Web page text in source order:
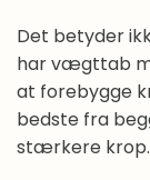
Det betyder
har vægttab
at forebygge
bedste fra
stærkere krop.